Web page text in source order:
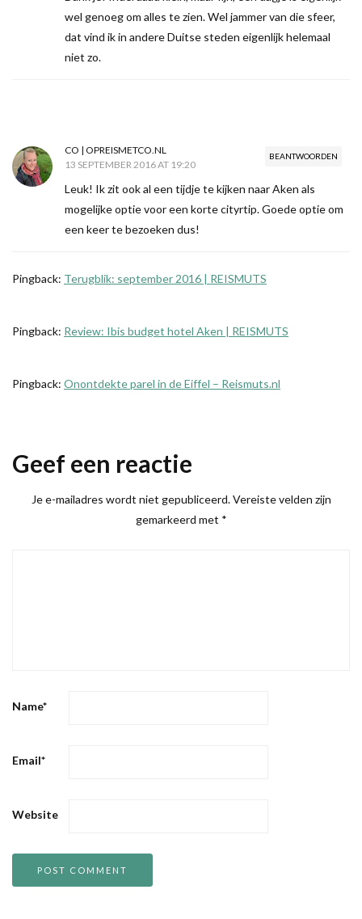
wel genoeg om alles te zien. Wel jammer van die sfeer,
dat vind ik in andere Duitse steden eigenlijk helemaal
niet zo.
BEANTWOORDEN
CO | OPREISMETCO.NL
13 SEPTEMBER 2016 AT 19:20
Leuk! Ik zit ook al een tijdje te kijken naar Aken als
mogelijke optie voor een korte cityrtip. Goede optie om
een keer te bezoeken dus!
Pingback: Terugblik: september 2016 | REISMUTS
Pingback: Review: Ibis budget hotel Aken | REISMUTS
Pingback: Onontdekte parel in de Eiffel – Reismuts.nl
Geef een reactie
Je e-mailadres wordt niet gepubliceerd. Vereiste velden zijn
gemarkeerd met *
Name*
Email*
Website